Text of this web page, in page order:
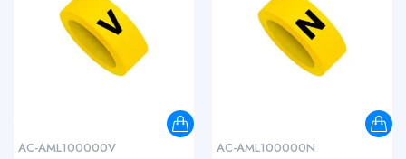
AC-AML100000V AC-AML100000N